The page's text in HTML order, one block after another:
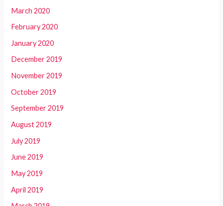
March 2020
February 2020
January 2020
December 2019
November 2019
October 2019
September 2019
August 2019
July 2019
June 2019
May 2019
April 2019